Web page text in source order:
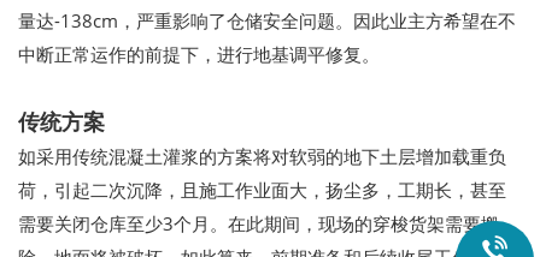
量达-138cm，严重影响了仓储安全问题。因此业主方希望在不
中断正常运作的前提下，进行地基调平修复。
传统方案
如采用传统混凝土灌浆的方案将对软弱的地下土层增加载重负
荷，引起二次沉降，且施工作业面大，扬尘多，工期长，甚至
需要关闭仓库至少3个月。在此期间，现场的穿梭货架需要搬
